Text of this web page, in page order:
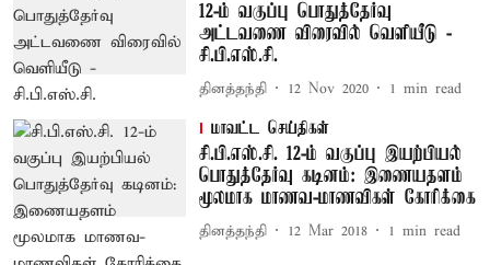
12-ம் வகுப்பு பொதுத்தேர்வு
அட்டவணை விரைவில் வெளியீடு -
சி.பி.எஸ்.சி.
தினத்தந்தி 12 Nov 2020 1 min read
மாவட்ட செய்திகள்
சி.பி.எஸ்.சி. 12-ம் வகுப்பு இயற்பியல்
பொதுத்தேர்வு கடினம்: இணையதளம்
மூலமாக மாணவ-மாணவிகள் கோரிக்கை
தினத்தந்தி 12 Mar 2018 1 min read